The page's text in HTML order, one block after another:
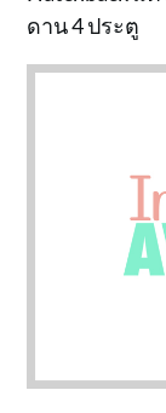
ดาน 4 ประตู